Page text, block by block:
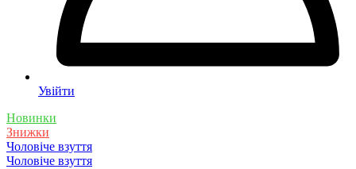
Увійти
Новинки
Знижки
Чоловіче взуття
Чоловіче взуття